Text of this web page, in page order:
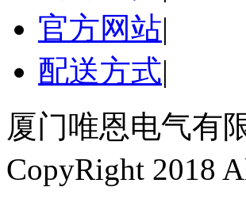
官方网站|
配送方式|
厦门唯恩电气有
CopyRight 2018